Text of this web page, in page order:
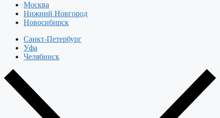
Москва
Нижний Новгород
Новосибирск
Санкт-Петербург
Уфа
Челябинск